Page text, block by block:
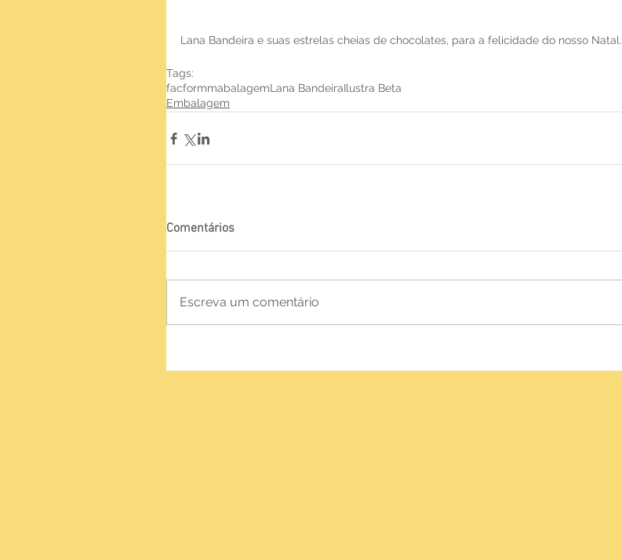
Lana Bandeira e suas estrelas cheias de chocolates, para a felicidade do nosso Natal.
Tags:
facformmabalagemLana BandeiraIlustra Beta
Embalagem
Comentários
Escreva um comentário